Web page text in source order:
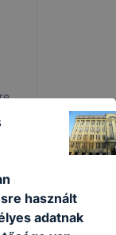
használt
adatnak